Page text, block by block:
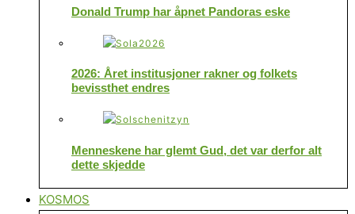
Donald Trump har åpnet Pandoras eske
2026: Året institusjoner rakner og folkets
bevissthet endres
Menneskene har glemt Gud, det var derfor alt
dette skjedde
KOSMOS